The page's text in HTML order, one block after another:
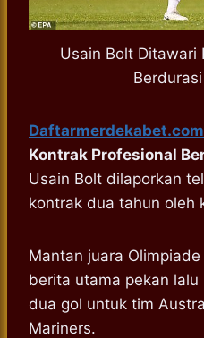
Usain Bolt Ditawari
Kontrak Profesional
Usain Bolt dilaporkan
kontrak dua tahun oleh
Mantan juara
berita utama pekan
dua gol untuk tim
Mariners.